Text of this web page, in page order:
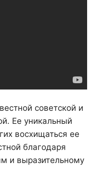
советской и
Ее уникальный
восхищаться ее
благодаря
и выразительному